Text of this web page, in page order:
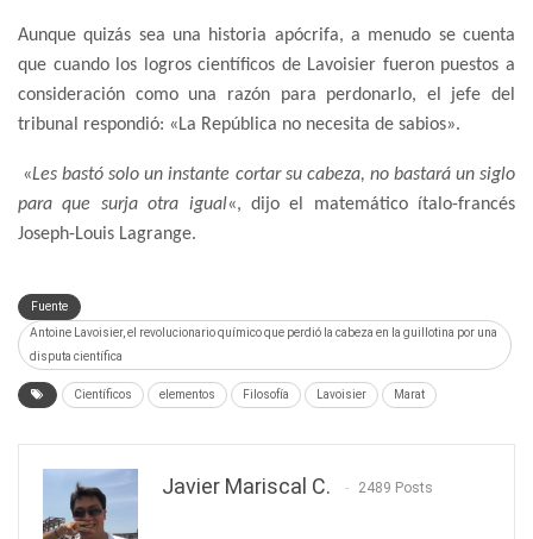
Aunque quizás sea una historia apócrifa, a menudo se cuenta
que cuando los logros científicos de Lavoisier fueron puestos a
consideración como una razón para perdonarlo, el jefe del
tribunal respondió: «La República no necesita de sabios».
«Les bastó solo un instante cortar su cabeza, no bastará un siglo
para que surja otra igual«, dijo el matemático ítalo-francés
Joseph-Louis Lagrange.
Fuente
Antoine Lavoisier, el revolucionario químico que perdió la cabeza en la guillotina por una
disputa científica
Científicos elementos Filosofía Lavoisier Marat
Javier Mariscal C. 2489 Posts